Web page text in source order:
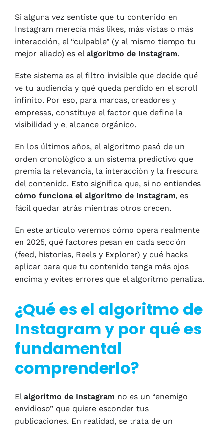
Si alguna vez sentiste que tu contenido en
Instagram merecía más likes, más vistas o más
interacción, el “culpable” (y al mismo tiempo tu
mejor aliado) es el algoritmo de Instagram.
Este sistema es el filtro invisible que decide qué
ve tu audiencia y qué queda perdido en el scroll
infinito. Por eso, para marcas, creadores y
empresas, constituye el factor que define la
visibilidad y el alcance orgánico.
En los últimos años, el algoritmo pasó de un
orden cronológico a un sistema predictivo que
premia la relevancia, la interacción y la frescura
del contenido. Esto significa que, si no entiendes
cómo funciona el algoritmo de Instagram, es
fácil quedar atrás mientras otros crecen.
En este artículo veremos cómo opera realmente
en 2025, qué factores pesan en cada sección
(feed, historias, Reels y Explorer) y qué hacks
aplicar para que tu contenido tenga más ojos
encima y evites errores que el algoritmo penaliza.
¿Qué es el algoritmo de
Instagram y por qué es
fundamental
comprenderlo?
El algoritmo de Instagram no es un “enemigo
envidioso” que quiere esconder tus
publicaciones. En realidad, se trata de un